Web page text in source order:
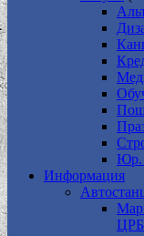
Юр.
Информация